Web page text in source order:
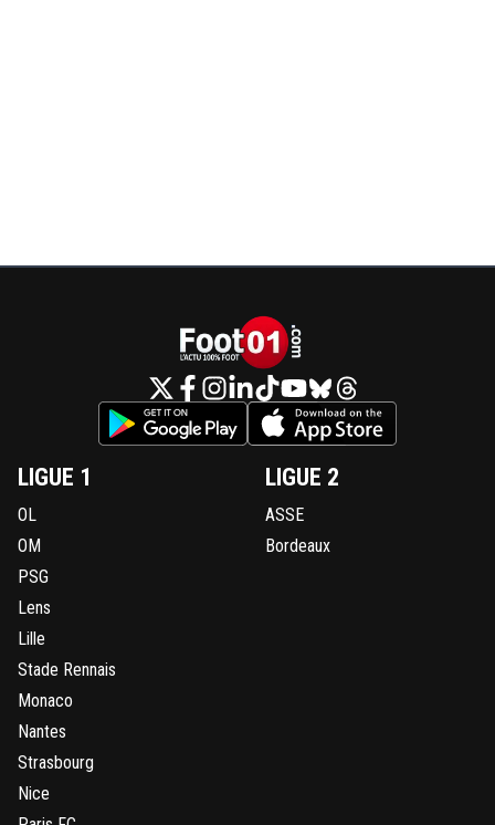
LIGUE 1
OL
OM
PSG
Lens
Lille
Stade Rennais
Monaco
Nantes
Strasbourg
Nice
LIGUE 2
ASSE
Bordeaux